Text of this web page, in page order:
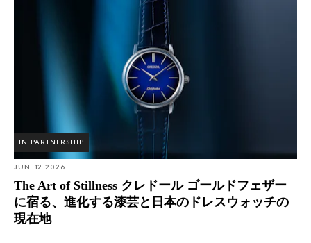
The Art of Stillness クレドール ゴールドフェザーに宿
る、進化する漆芸と日本のドレスウォッチの現在地
IN PARTNERSHIP
JUN. 12 2026
The Art of Stillness クレドール ゴールドフェザー
に宿る、進化する漆芸と日本のドレスウォッチの
現在地